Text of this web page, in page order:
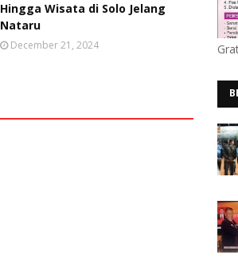
Hingga Wisata di Solo Jelang
Nataru
December 21, 2024